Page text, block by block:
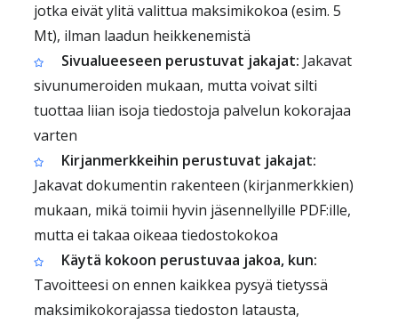
jotka eivät ylitä valittua maksimikokoa (esim. 5
Mt), ilman laadun heikkenemistä
Sivualueeseen perustuvat jakajat: Jakavat
sivunumeroiden mukaan, mutta voivat silti
tuottaa liian isoja tiedostoja palvelun kokorajaa
varten
Kirjanmerkkeihin perustuvat jakajat:
Jakavat dokumentin rakenteen (kirjanmerkkien)
mukaan, mikä toimii hyvin jäsennellyille PDF:ille,
mutta ei takaa oikeaa tiedostokokoa
Käytä kokoon perustuvaa jakoa, kun:
Tavoitteesi on ennen kaikkea pysyä tietyssä
maksimikokorajassa tiedoston latausta,